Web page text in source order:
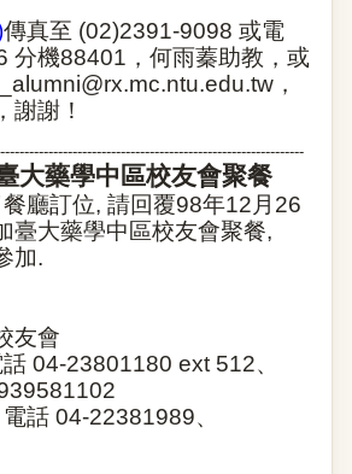
傳真至 (02)2391-9098或電
分機88401 ，何雨蓁助教，或
，
謝謝！
大藥學中區校友會聚餐
廳訂位, 請回覆98年12 月 26
臺大藥學中區校友會聚餐,
加.
友會
話 04-23801180 ext 512、
電話 04-22381989、